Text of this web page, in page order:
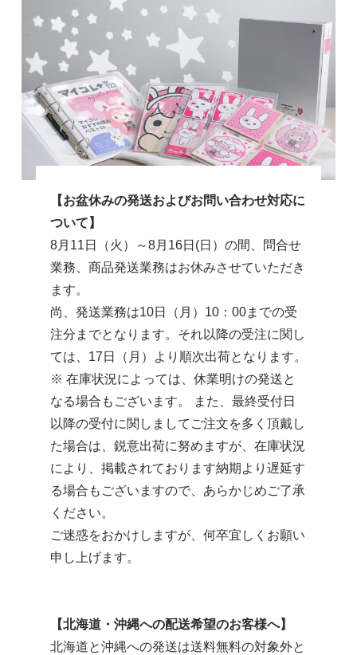
【お盆休みの発送およびお問い合わせ対応に
ついて】
8月11日（火）～8月16日(日）の間、問合せ
業務、商品発送業務はお休みさせていただき
ます。
尚、発送業務は10日（月）10：00までの受
注分までとなります。それ以降の受注に関し
ては、17日（月）より順次出荷となります。
※ 在庫状況によっては、休業明けの発送と
なる場合もございます。 また、最終受付日
以降の受付に関しましてご注文を多く頂戴し
た場合は、鋭意出荷に努めますが、在庫状況
により、掲載されております納期より遅延す
る場合もございますので、あらかじめご了承
ください。
ご迷惑をおかけしますが、何卒宜しくお願い
申し上げます。
【北海道・沖縄への配送希望のお客様へ】
北海道と沖縄への発送は送料無料の対象外と